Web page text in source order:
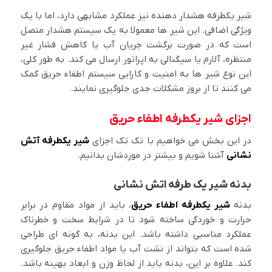
شیر یکطرفه هشدار دهنده نیز عملکرد مشابهی دارد، اما با یک
ویژگی اضافی. این شیر ها معمولا به یک سیستم هشدار متصل
است که در صورت برگشت جریان آب یا کاهش فشار غیر
منتظره، آلارم یا سیگنالی به اپراتور ارسال می کند. به طور کلی،
این نوع شیر ها به امنیت و کارایی سیستم اطفاء حریق کمک
می کنند تا از بروز مشکلات جدی جلوگیری نمایند.
اجزای شیر یکطرفه اطفاء حریق
در این بخش می خواهیم با تک تک اجزایشیر یکطرفه آتش
نشانی آشنا شویم و بیشتر در موردشان بدانیم.
بدنه شیر یک طرفه اتش نشانی
بدنهشیر یکطرفه اطفاء حریق، باید از مواد مقاوم در برابر
حرارت و خوردگی ساخته شود تا در شرایط سخت و خطرناک
عملکرد مناسبی داشته باشد. این بدنه، به گونه ای طراحی
شده است که بتواند از نشت آب یا مواد اطفاء حریق جلوگیری
کند. علاوه بر این، بدنه باید از لحاظ وزن و ابعاد بهینه باشد.